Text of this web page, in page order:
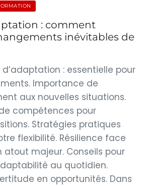
: comment
inévitables de
d’adaptation : essentielle pour
Importance de
aux nouvelles situations.
compétences pour
Stratégies pratiques
flexibilité. Résilience face
atout majeur. Conseils pour
au quotidien.
en opportunités. Dans